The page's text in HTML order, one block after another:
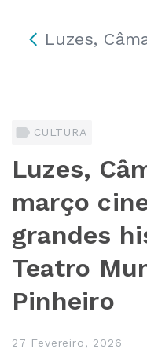
Luzes,
CULTURA
Luzes,
março
grandes
Teatro
Pinheiro
27 Fevereiro, 2026